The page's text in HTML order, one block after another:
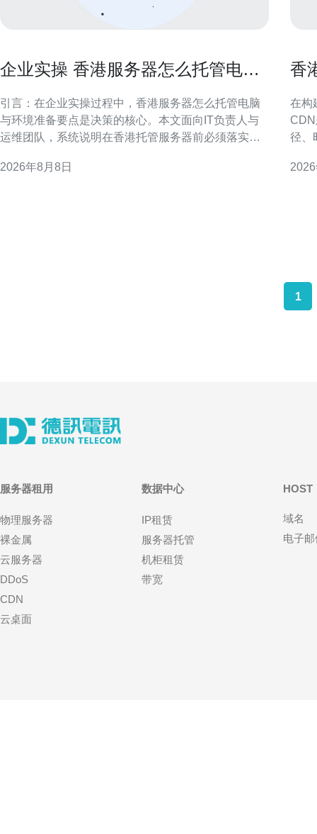
企业实操 香港服务器怎么托管电脑
引言：在企业实操过程中，香港服务器怎么托管电脑
与环境准备要点是决策的核心。本文面向IT负责人与
运维团队，系统说明在香港托管服务器前必须落实的
与稳定性，便于在区域化（GEO）搜索下被相关人员
2026年8月8日
香
在构
径、
CN2与普通
1
服务器租用
物理服务器
裸金属
云服务器
DDoS
CDN
云桌面
数据中心
IP租赁
服务器托管
机柜租赁
带宽
HOST
域名
电子